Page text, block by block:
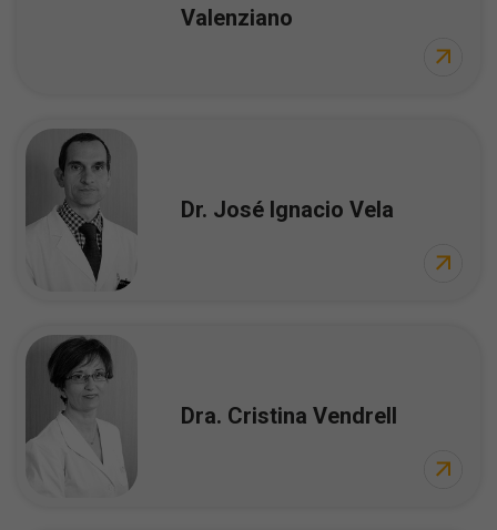
Valenziano
Dr. José Ignacio Vela
Dra. Cristina Vendrell